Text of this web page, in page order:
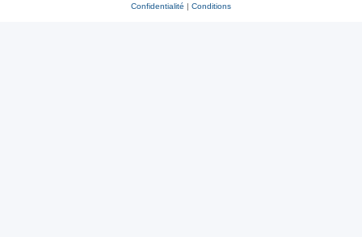
Confidentialité | Conditions